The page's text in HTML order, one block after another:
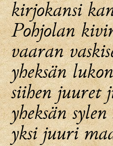
kirjokansi
Pohjolan
vaaran
yheksän
siihen juuret
yheksän
yksi juuri